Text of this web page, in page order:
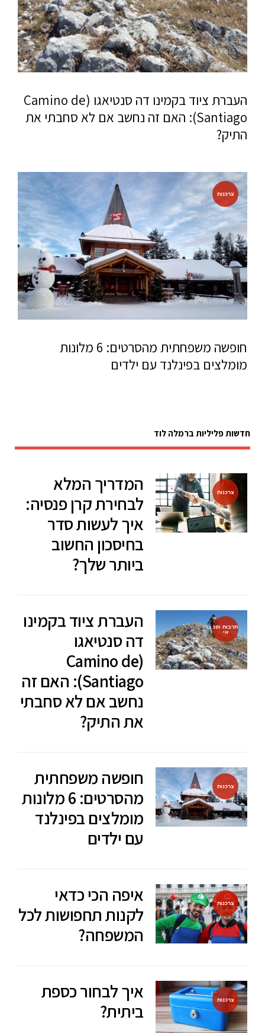
העברת ציוד בקמינו דה סנטיאגו (Camino de
Santiago): האם זה נחשב אם לא סחבתי את
התיק?
צרכנות
חופשה משפחתית מהסרטים: 6 מלונות
מומלצים בפינלנד עם ילדים
חדשות פליליות ברמלה לוד
צרכנות
המדריך המלא
לבחירת קרן פנסיה:
איך לעשות סדר
בחיסכון החשוב
ביותר שלך?
תרבות ופנ
אי
העברת ציוד בקמינו
דה סנטיאגו
(Camino de
Santiago): האם זה
נחשב אם לא סחבתי
את התיק?
צרכנות
חופשה משפחתית
מהסרטים: 6 מלונות
מומלצים בפינלנד
עם ילדים
צרכנות
איפה הכי כדאי
לקנות תחפושות לכל
המשפחה?
צרכנות
איך לבחור כספת
ביתית?